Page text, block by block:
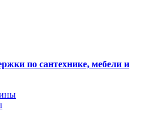
по сантехнике, мебели и